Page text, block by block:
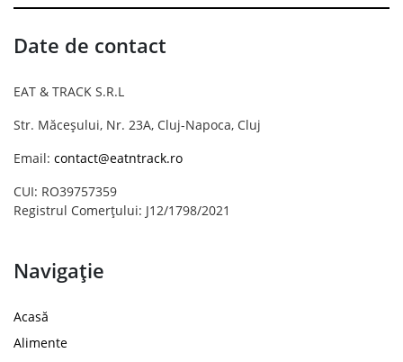
Date de contact
EAT & TRACK S.R.L
Str. Măceșului, Nr. 23A, Cluj-Napoca, Cluj
Email: contact@eatntrack.ro
CUI: RO39757359
Registrul Comerțului: J12/1798/2021
Navigație
Acasă
Alimente